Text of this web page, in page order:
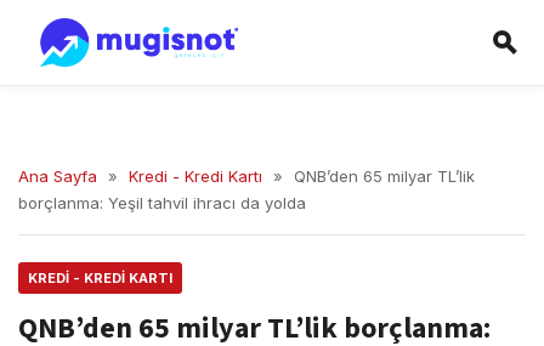
Ana Sayfa » Kredi - Kredi Kartı »
QNB’den 65 milyar TL’lik
borçlanma: Yeşil tahvil ihracı da yolda
KREDI - KREDI KARTI
QNB’den 65 milyar TL’lik borçlanma: